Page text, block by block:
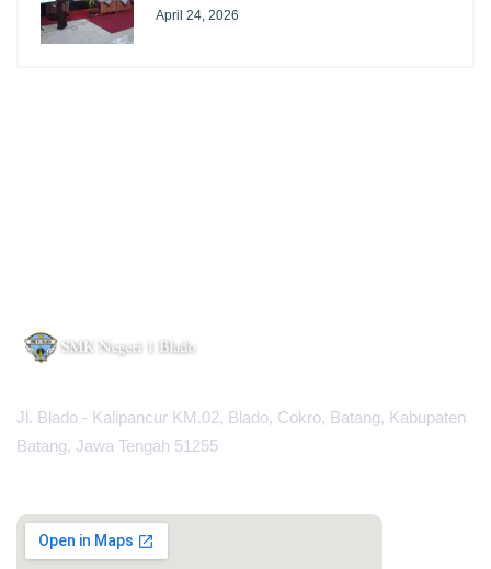
April 24, 2026
Jl. Blado - Kalipancur KM.02, Blado, Cokro, Batang, Kabupaten
Batang, Jawa Tengah 51255